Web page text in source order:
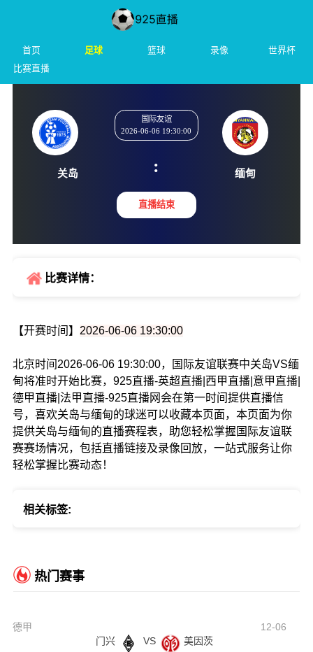
首页 足球 篮球 录像
世界杯
比赛直播
:
比赛详情：
【开赛时间】 2026-06-06 19:30:00
北京时间2026-06-06 19:30:00，国际友谊联赛中关岛VS缅
甸将准时开始比赛，925直播-英超直播|西甲直播|意甲直播|
德甲直播|法甲直播-925直播网会在第一时间提供直播信
号，喜欢关岛与缅甸的球迷可以收藏本页面，本页面为你
提供关岛与缅甸的直播赛程表，助您轻松掌握国际友谊联
赛赛场情况，包括直播链接及录像回放，一站式服务让你
轻松掌握比赛动态！
相关标签:
热门赛事
德甲
12-06
门兴
VS 美因茨